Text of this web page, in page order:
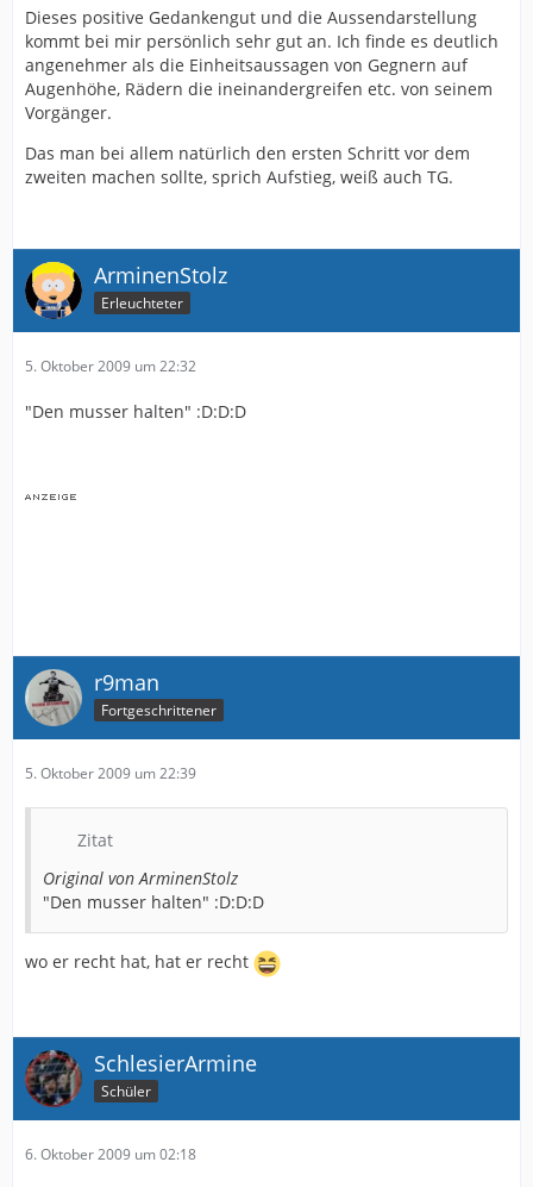
Dieses positive Gedankengut und die Aussendarstellung
kommt bei mir persönlich sehr gut an. Ich finde es deutlich
angenehmer als die Einheitsaussagen von Gegnern auf
Augenhöhe, Rädern die ineinandergreifen etc. von seinem
Vorgänger.
Das man bei allem natürlich den ersten Schritt vor dem
zweiten machen sollte, sprich Aufstieg, weiß auch TG.
ArminenStolz
Erleuchteter
5. Oktober 2009 um 22:32
"Den musser halten" :D:D:D
r9man
Fortgeschrittener
5. Oktober 2009 um 22:39
Zitat
Original von ArminenStolz
"Den musser halten" :D:D:D
wo er recht hat, hat er recht
SchlesierArmine
Schüler
6. Oktober 2009 um 02:18